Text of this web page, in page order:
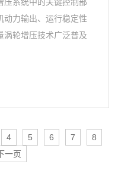
压系统中的关键控制部
动力输出、运行稳定性
涡轮增压技术广泛普及
4 5 6 7
8
一页